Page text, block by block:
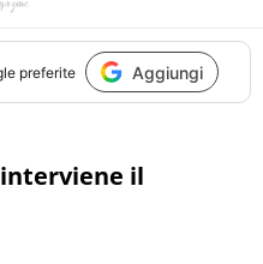
preferite Aggiungi
il